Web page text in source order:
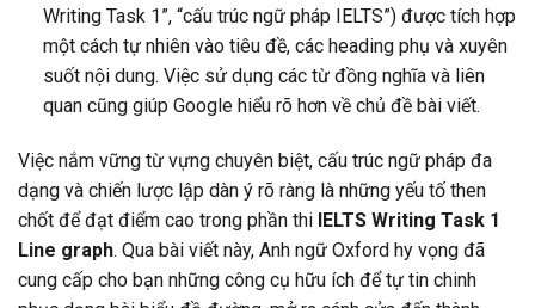
Writing Task 1”, “cấu trúc ngữ pháp IELTS”) được tích hợp
một cách tự nhiên vào tiêu đề, các heading phụ và xuyên
suốt nội dung. Việc sử dụng các từ đồng nghĩa và liên
quan cũng giúp Google hiểu rõ hơn về chủ đề bài viết.
Việc nắm vững từ vựng chuyên biệt, cấu trúc ngữ pháp đa
dạng và chiến lược lập dàn ý rõ ràng là những yếu tố then
chốt để đạt điểm cao trong phần thi IELTS Writing Task 1
Line graph. Qua bài viết này, Anh ngữ Oxford hy vọng đã
cung cấp cho bạn những công cụ hữu ích để tự tin chinh